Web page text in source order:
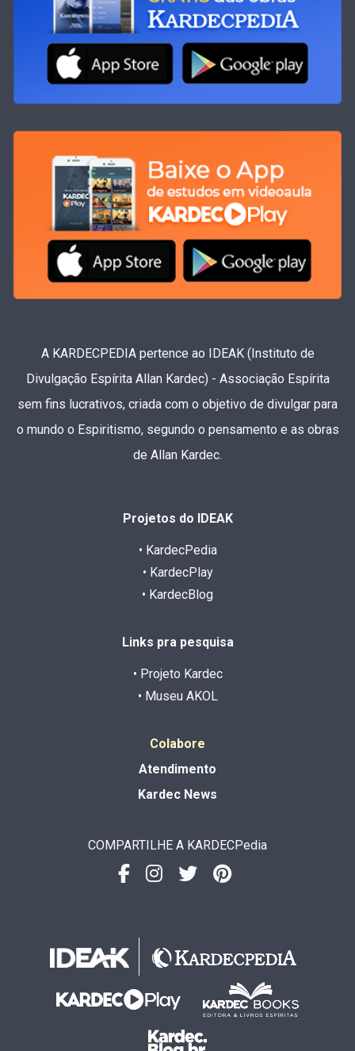
A KARDECPEDIA pertence ao IDEAK (Instituto de
Divulgação Espírita Allan Kardec) - Associação Espírita
sem fins lucrativos, criada com o objetivo de divulgar para
o mundo o Espiritismo, segundo o pensamento e as obras
de Allan Kardec.
Projetos do IDEAK
• KardecPedia
• KardecPlay
• KardecBlog
Links pra pesquisa
• Projeto Kardec
• Museu AKOL
Colabore
Atendimento
Kardec News
COMPARTILHE A KARDECPedia